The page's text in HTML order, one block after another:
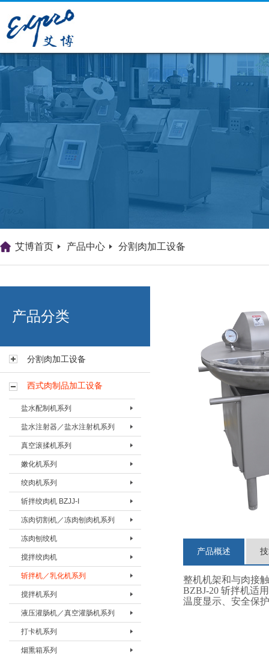
艾博肉类科技（浙江）有限
艾博首页 产品中心 分割肉加工设备
产品分类
分割肉加工设备
西式肉制品加工设备
盐水配制机系列
盐水配置机BPZJ-80
盐水配置机BPZJ-200
盐水配置机BPZJ-600
盐水注射器／盐水注射机系列
盐水注射器BZSQ-I
盐水注射器BZSQ-II
盐水注射机BZSJ-12
盐水注射机BZSJ-20
盐水注射机BZSJ-52
盐水注射机 BZSJ-30H
真空滚揉机系列
真空搅拌按摩机 BAMJ-60L
真空搅拌按摩机 BAMJ-125L
真空搅拌按摩机 BAMJ-280L
真空滚揉机BVRJ-40
真空滚揉机BVRJ-150
真空滚揉机BVRJ-280
真空滚揉机BVRJ-350
真空滚揉机BVRJ-500
真空滚揉机BVRJ-750
真空滚揉机BVRJ-1000
真空滚揉机BVRJ-1500
嫩化机系列
嫩化机BNHJ-I
嫩化机BNHJ-II
嫩化机BNHJ-III
绞肉机系列
绞肉机BJRJ-82
绞肉机BJRJ-98A
绞肉机BJRJ-98B
绞肉机BJRJ-130
绞肉机BJRJ-160A
绞肉机BJRJ-160B
绞肉机BJRJ-200A
冻肉绞肉机BJRJ-200D
斩拌绞肉机 BZJJ-I
斩拌绞肉机BJZJ-40
冻肉切割机／冻肉刨肉机系列
冻肉切割机BDQJ-I
冻肉刨肉机BBRJ-II
冻肉刨绞机
冻肉刨绞机 BBJJ-130
冻肉刨绞机BBJJ-200
搅拌绞肉机
搅拌绞肉机BBJJ-80
搅拌绞肉机BBJJ-180
斩拌机／乳化机系列
斩拌机BZBJ-20
斩拌机BZBJ-40
斩拌机BZBJ-40B
斩拌机BZBJ-80
搅拌机系列
搅拌机BJBJ-60F
搅拌机BJBJ-150F
搅拌机BJBJ-300D
液压灌肠机／真空灌肠机系列
液压灌肠机BYGJ-20
真空灌肠机BVGJ-2000
打卡机系列
打卡机BDKJ-I
烟熏箱系列
产品概述
整机机架和与肉接
BZBJ-20 斩拌机适
温度显示、安全保